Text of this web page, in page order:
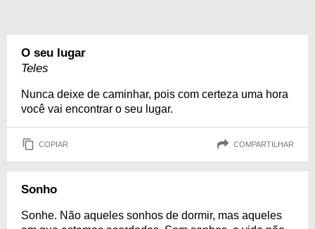
O seu lugar
Teles
Nunca deixe de caminhar, pois com certeza uma hora
você vai encontrar o seu lugar.
COPIAR COMPARTILHAR
Sonho
Sonhe. Não aqueles sonhos de dormir, mas aqueles